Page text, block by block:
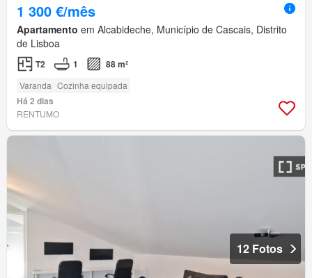
1 300 €/mês
Apartamento em Alcabideche, Município de Cascais, Distrito
de Lisboa
T2 1 88 m²
Varanda Cozinha equipada
Há 2 dias
RENTUMO
12 Fotos